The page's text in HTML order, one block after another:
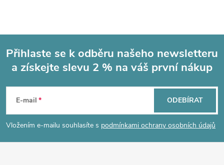
p
a
Přihlaste se k odběru našeho newsletteru
a získejte slevu 2 % na váš první nákup
E-mail
Vložením e-mailu souhlasíte s podmínkami ochrany osobních údajů
ODEBÍRAT